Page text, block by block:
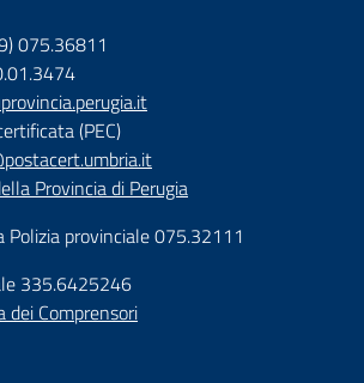
075.36811
(PEC)
Provincia di Perugia
Polizia provinciale 075.32111
335.6425246
dei Comprensori